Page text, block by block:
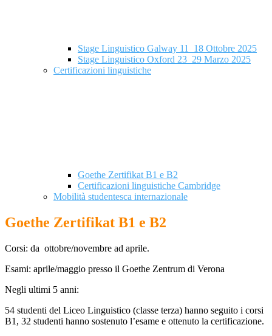
Stage Linguistico Galway 11_18 Ottobre 2025
Stage Linguistico Oxford 23_29 Marzo 2025
Certificazioni linguistiche
Goethe Zertifikat B1 e B2
Certificazioni linguistiche Cambridge
Mobilità studentesca internazionale
Goethe Zertifikat B1 e B2
Corsi: da ottobre/novembre ad aprile.
Esami: aprile/maggio presso il Goethe Zentrum di Verona
Negli ultimi 5 anni:
54 studenti del Liceo Linguistico (classe terza) hanno seguito i corsi
B1, 32 studenti hanno sostenuto l’esame e ottenuto la certificazione.